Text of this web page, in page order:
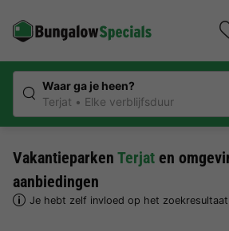
Waar ga je heen?
Terjat
Elke verblijfsduur
Vakantieparken Terjat en
aanbiedingen
Je hebt zelf invloed op het